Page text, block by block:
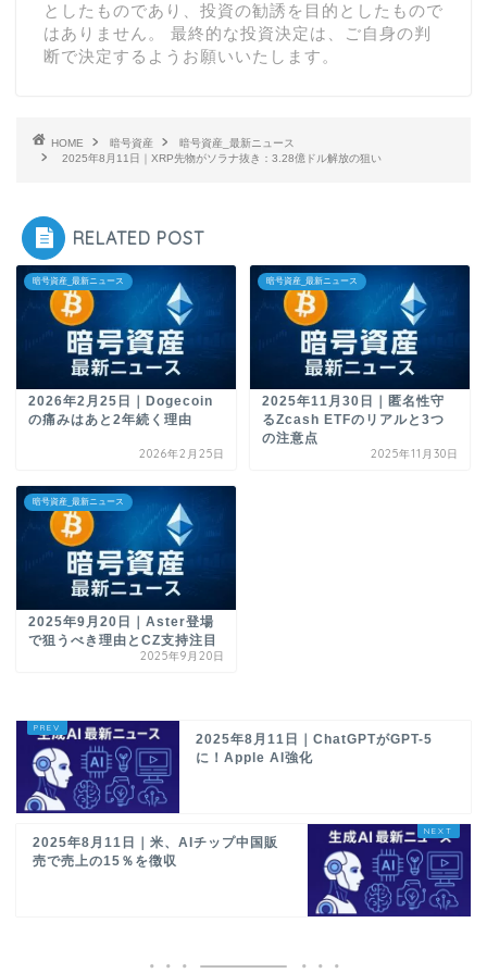
としたものであり、投資の勧誘を目的としたもので
はありません。 最終的な投資決定は、ご自身の判
断で決定するようお願いいたします。
HOME 暗号資産
暗号資産_最新ニュース
2025年8月11日｜XRP先物がソラナ抜き：3.28億ドル解放の狙い
RELATED POST
暗号資産_最新ニュース
2026年2月25日｜Dogecoin
の痛みはあと2年続く理由
2026年2月25日
暗号資産_最新ニュース
2025年11月30日｜匿名性守
るZcash ETFのリアルと3つ
の注意点
2025年11月30日
暗号資産_最新ニュース
2025年9月20日｜Aster登場
で狙うべき理由とCZ支持注目
2025年9月20日
2025年8月11日｜ChatGPTがGPT-5
に！Apple AI強化
2025年8月11日｜米、AIチップ中国販
売で売上の15％を徴収